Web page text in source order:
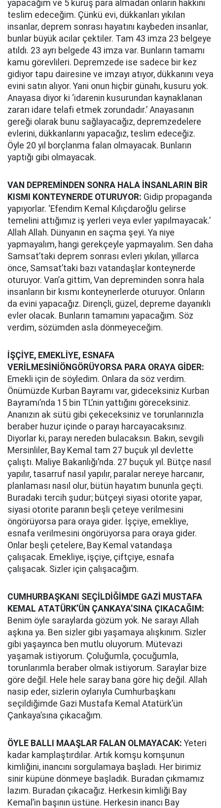
yapacağım ve 5 kuruş para almadan onların hakkını
teslim edeceğim. Çünkü evi, dükkanları yıkılan
insanlar, deprem sonrası hayatını kaybeden insanlar,
bunlar büyük acılar çektiler. Tam 43 imza 23 belgeye
atıldı. 23 ayrı belgede 43 imza var. Bunların tamamı
kamu görevlileri. Depremzede ise sadece bir kez
gidiyor tapu dairesine ve imzayı atıyor, dükkanını veya
evini satın alıyor. Yani onun hiçbir günahı, kusuru yok.
Anayasa diyor ki ‘idarenin kusurundan kaynaklanan
zararı idare telafi etmek zorundadır.’ Anayasanın
gereği olarak bunu sağlayacağız, depremzedelere
evlerini, dükkanlarını yapacağız, teslim edeceğiz.
Öyle 20 yıl borçlanma falan olmayacak. Bunların
yaptığı gibi olmayacak.
VAN DEPREMİNDEN SONRA HALA İNSANLARIN BİR
KISMI KONTEYNERDE OTURUYOR: Gidip propaganda
yapıyorlar. ‘Efendim Kemal Kılıçdaroğlu gelirse
temelini attığımız iş yerleri veya evler yapılmayacak.’
Allah Allah. Dünyanın en saçma şeyi. Ya niye
yapmayalım, hangi gerekçeyle yapmayalım. Sen daha
Samsat’taki deprem sonrası evleri yıkılan, yıllarca
önce, Samsat’taki bazı vatandaşlar konteynerde
oturuyor. Van’a gittim, Van depreminden sonra hala
insanların bir kısmı konteynerlerde oturuyor. Onların
da evini yapacağız. Dirençli, güzel, depreme dayanıklı
evler olacak. Bunların tamamını yapacağım. Söz
verdim, sözümden asla dönmeyeceğim.
İŞÇİYE, EMEKLİYE, ESNAFA
VERİLMESİNİÖNGÖRÜYORSA PARA ORAYA GİDER:
Emekli için de söyledim. Onlara da söz verdim.
Önümüzde Kurban Bayramı var, gideceksiniz Kurban
Bayramı’nda 15 bin TL’nin yattığını göreceksiniz.
Ananızın ak sütü gibi çekeceksiniz ve torunlarınızla
beraber huzur içinde o parayı harcayacaksınız.
Diyorlar ki, parayı nereden bulacaksın. Bakın, sevgili
Mersinliler, Bay Kemal tam 27 buçuk yıl devlette
çalıştı. Maliye Bakanlığı’nda. 27 buçuk yıl. Bütçe nasıl
yapılır, tasarruf nasıl yapılır, paralar nereye harcanır,
planlaması nasıl olur, bütün hayatım bununla geçti.
Buradaki tercih şudur; bütçeyi siyasi otorite yapar,
siyasi otorite paranın beşli çeteye verilmesini
öngörüyorsa para oraya gider. İşçiye, emekliye,
esnafa verilmesini öngörüyorsa para oraya gider.
Onlar beşli çetelere, Bay Kemal vatandaşa
çalışacak. Emekliye, işçiye, çiftçiye, esnafa
çalışacak. Sizler için çalışacağım.
CUMHURBAŞKANI SEÇİLDİĞİMDE GAZİ MUSTAFA
KEMAL ATATÜRK’ÜN ÇANKAYA’SINA ÇIKACAĞIM:
Benim öyle saraylarda gözüm yok. Ne sarayı Allah
aşkına ya. Ben sizler gibi yaşamaya alışkınım. Sizler
gibi yaşayınca ben mutlu oluyorum. Mütevazi
yaşamak istiyorum. Çoluğumla, çocuğumla,
torunlarımla beraber olmak istiyorum. Saraylar bize
göre değil. Hele hele saray bana göre hiç değil. Allah
nasip eder, sizlerin oylarıyla Cumhurbaşkanı
seçildiğimde Gazi Mustafa Kemal Atatürk’ün
Çankaya’sına çıkacağım.
ÖYLE BALLI MAAŞLAR FALAN OLMAYACAK: Yeteri
kadar kamplaştırdılar. Artık komşu komşunun
kimliğini, inancını sorgulamaya başladı. Her birimiz
sinir küpüne dönmeye başladık. Buradan çıkmamız
lazım. Buradan çıkacağız. Herkesin kimliği Bay
Kemal’in başının üstüne. Herkesin inancı Bay